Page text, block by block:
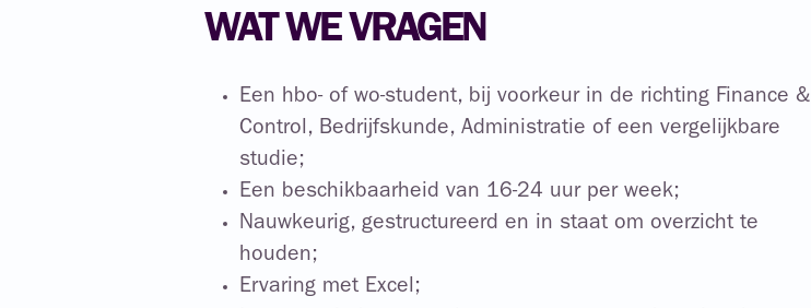
WAT WE VRAGEN
Een hbo- of wo-student, bij voorkeur in de richting Finance &
Control, Bedrijfskunde, Administratie of een vergelijkbare
studie;
Een beschikbaarheid van 16-24 uur per week;
Nauwkeurig, gestructureerd en in staat om overzicht te
houden;
Ervaring met Excel;